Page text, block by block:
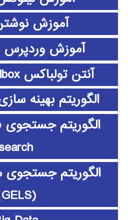
آموزش
آموزش وردپرس wordpress
آنتن تولباکس antenna toolbox
الگوریتم بهینه
الگوریتم
(GELS)